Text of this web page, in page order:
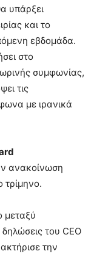
υπάρξει
και το
εβδομάδα.
στο
συμφωνίας,
τις
με ιρανικά
ανακοίνωση
τρίμηνο.
μεταξύ
του CEO
την